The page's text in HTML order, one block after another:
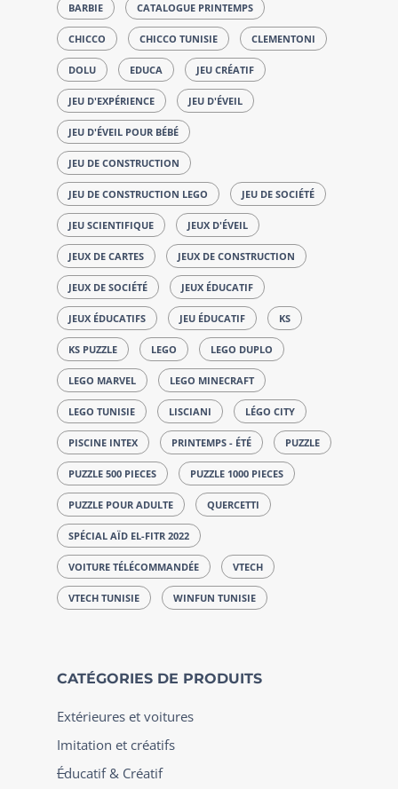
BARBIE CATALOGUE PRINTEMPS
CHICCO CHICCO TUNISIE CLEMENTONI
DOLU EDUCA JEU CRÉATIF
JEU D'EXPÉRIENCE JEU D'ÉVEIL
JEU D'ÉVEIL POUR BÉBÉ
JEU DE CONSTRUCTION
JEU DE CONSTRUCTION LEGO JEU DE SOCIÉTÉ
JEU SCIENTIFIQUE JEUX D'ÉVEIL
JEUX DE CARTES JEUX DE CONSTRUCTION
JEUX DE SOCIÉTÉ JEUX ÉDUCATIF
JEUX ÉDUCATIFS JEU ÉDUCATIF KS
KS PUZZLE LEGO LEGO DUPLO
LEGO MARVEL LEGO MINECRAFT
LEGO TUNISIE LISCIANI LÉGO CITY
PISCINE INTEX PRINTEMPS - ÉTÉ PUZZLE
PUZZLE 500 PIECES PUZZLE 1000 PIECES
PUZZLE POUR ADULTE QUERCETTI
SPÉCIAL AÏD EL-FITR 2022
VOITURE TÉLÉCOMMANDÉE VTECH
VTECH TUNISIE WINFUN TUNISIE
CATÉGORIES DE PRODUITS
Extérieures et voitures
Imitation et créatifs
Éducatif & Créatif